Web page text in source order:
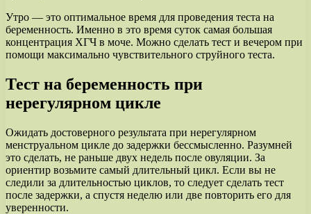
Утро — это оптимальное время для проведения теста на
беременность. Именно в это время суток самая большая
концентрация ХГЧ в моче. Можно сделать тест и вечером при
помощи максимально чувствительного струйного теста.
Тест на беременность при
нерегулярном цикле
Ожидать достоверного результата при нерегулярном
менструальном цикле до задержки бессмысленно. Разумней
это сделать, не раньше двух недель после овуляции. За
ориентир возьмите самый длительный цикл. Если вы не
следили за длительностью циклов, то следует сделать тест
после задержки, а спустя неделю или две повторить его для
уверенности.